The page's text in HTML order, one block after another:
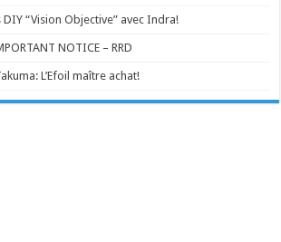
DIY “Vision Objective” avec Indra!
NOTICE – RRD
L’Efoil maître achat!